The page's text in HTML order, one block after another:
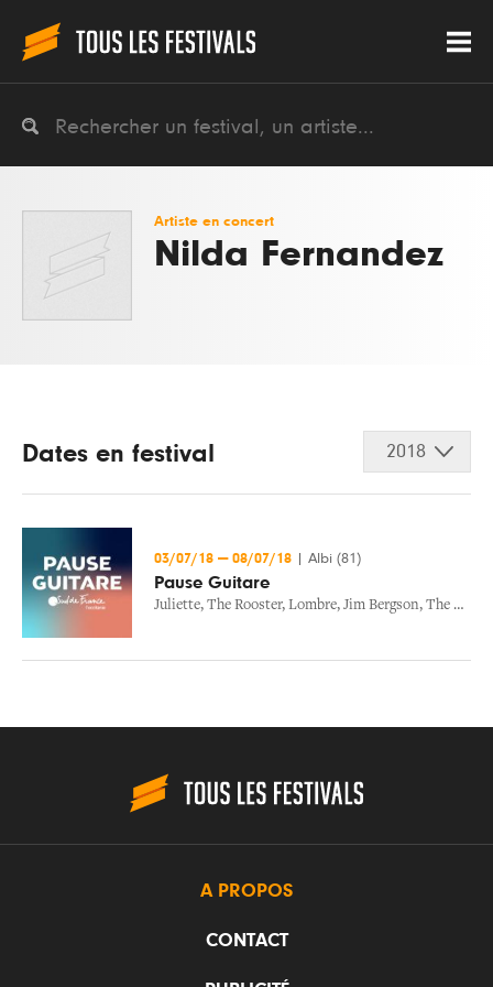
Artiste en concert
Nilda Fernandez
Dates en festival 2018
03/07/18 — 08/07/18 Albi (81)
Pause Guitare
Juliette, The Rooster, Lombre, Jim Bergson, The Red Browsers
A PROPOS
CONTACT